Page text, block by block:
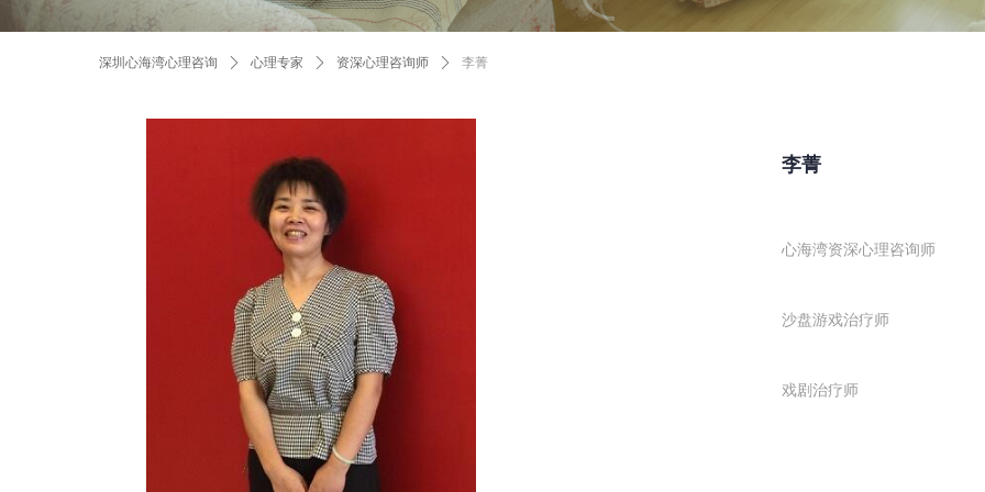
深圳心海湾心理咨询 ꄲ 心理专家 ꄲ 资深心理咨询师 ꄲ 李菁
李菁
心海湾资深心理咨询师
沙盘游戏治疗师
戏剧治疗师